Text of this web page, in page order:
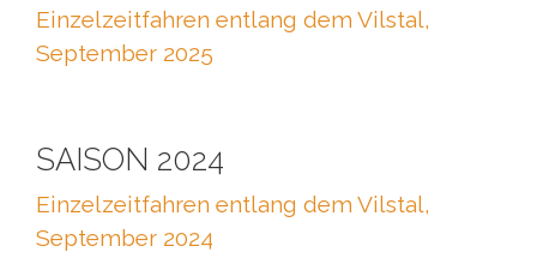
Einzelzeitfahren entlang dem Vilstal,
September 2025
SAISON 2024
Einzelzeitfahren entlang dem Vilstal,
September 2024